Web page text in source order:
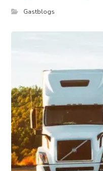
Gastblogs